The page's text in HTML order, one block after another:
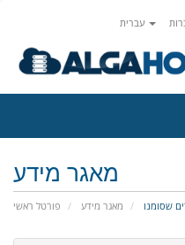
מאגר מידע
פורטל ראשי מאגר מידע